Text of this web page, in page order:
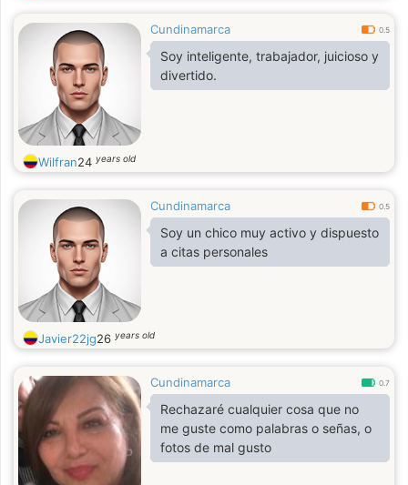
Cundinamarca 0.5
Soy inteligente, trabajador, juicioso y
divertido.
Wilfran24 years old
Cundinamarca 0.5
Soy un chico muy activo y dispuesto
a citas personales
Javier22jg26 years old
Cundinamarca 0.7
Rechazaré cualquier cosa que no
me guste como palabras o señas, o
fotos de mal gusto